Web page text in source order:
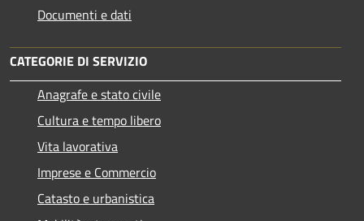
Documenti e dati
CATEGORIE DI SERVIZIO
Anagrafe e stato civile
Cultura e tempo libero
Vita lavorativa
Imprese e Commercio
Catasto e urbanistica